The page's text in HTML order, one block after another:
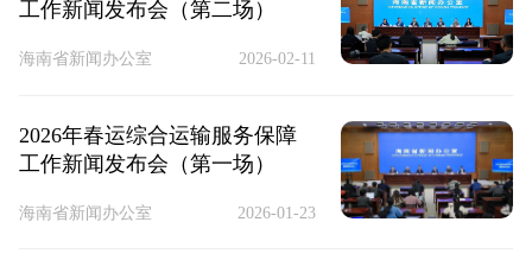
工作新闻发布会（第二场）
海南省新闻办公室 2026-02-11
2026年春运综合运输服务保障
工作新闻发布会（第一场）
海南省新闻办公室 2026-01-23